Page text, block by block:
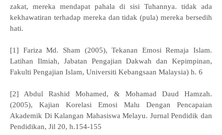
zakat, mereka mendapat pahala di sisi Tuhannya. tidak ada
kekhawatiran terhadap mereka dan tidak (pula) mereka bersedih
hati.
[1] Fariza Md. Sham (2005), Tekanan Emosi Remaja Islam.
Latihan Ilmiah, Jabatan Pengajian Dakwah dan Kepimpinan,
Fakulti Pengajian Islam, Universiti Kebangsaan Malaysia) h. 6
[2] Abdul Rashid Mohamed, & Mohamad Daud Hamzah.
(2005), Kajian Korelasi Emosi Malu Dengan Pencapaian
Akademik Di Kalangan Mahasiswa Melayu. Jurnal Pendidik dan
Pendidikan, Jil 20, h.154-155